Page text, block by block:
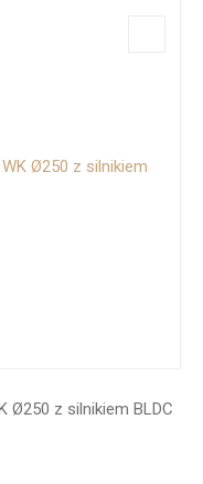
Ø250 z silnikiem BLDC